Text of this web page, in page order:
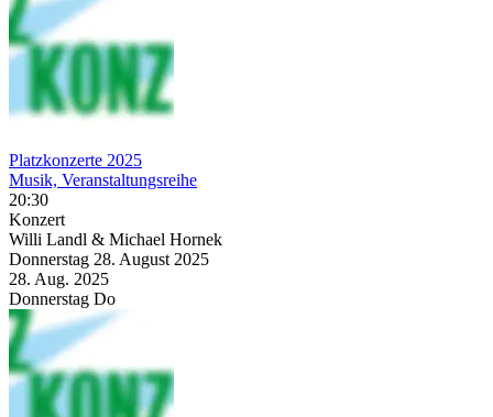
Platzkonzerte 2025
Musik, Veranstaltungsreihe
20:30
Konzert
Willi Landl & Michael Hornek
Donnerstag 28. August 2025
28. Aug. 2025
Donnerstag Do